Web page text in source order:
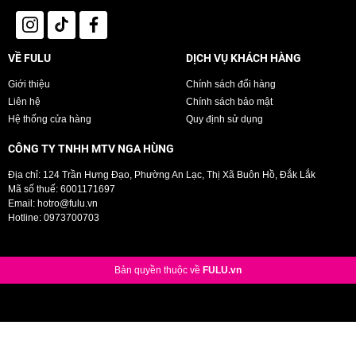
VỀ FULU
Giới thiệu
Liên hệ
Hệ thống cửa hàng
DỊCH VỤ KHÁCH HÀNG
Chính sách đổi hàng
Chính sách bảo mật
Quy định sử dụng
CÔNG TY TNHH MTV NGA HÙNG
Địa chỉ: 124 Trần Hưng Đạo, Phường An Lạc, Thị Xã Buôn Hồ, Đắk Lắk
Mã số thuế: 6001171697
Email: hotro@fulu.vn
Hotline: 0973700703
Bản quyền thuộc về FULU.vn